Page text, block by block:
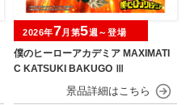
僕のヒーローアカデミア MAXIMATI
C KATSUKI BAKUGO Ⅲ
2026年7月第5週～登場